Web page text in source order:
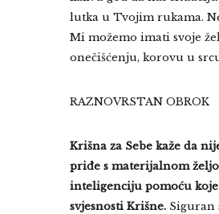
lutka u Tvojim rukama.
Mi možemo imati svoje
onečišćenju, korovu u
RAZNOVRSTAN OBROK
Krišna za Sebe kaže da
priđe s materijalnom
inteligenciju pomoću
svjesnosti Krišne. Siguran